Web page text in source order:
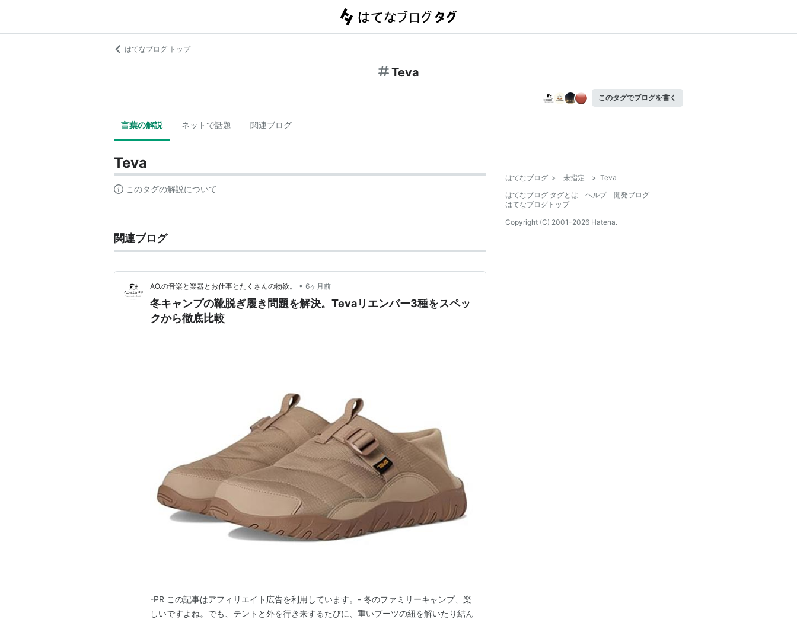
はてなブログ トップ
Teva
このタグでブログを書く
言葉の解説 ネットで話題 関連ブログ
Teva
このタグの解説について
関連ブログ
AO.の音楽と楽器とお仕事とたくさんの物欲。 • 6ヶ月前
冬キャンプの靴脱ぎ履き問題を解決。Tevaリエンバー3種をスペッ
クから徹底比較
-PR この記事はアフィリエイト広告を利用しています。- 冬のファミリーキャンプ、楽
しいですよね。でも、テントと外を行き来するたびに、重いブーツの紐を解いたり結ん
はてなブログ > 未指定 > Teva
はてなブログ タグとは
ヘルプ
開発ブログ
はてなブログトップ
Copyright (C) 2001-2026 Hatena.